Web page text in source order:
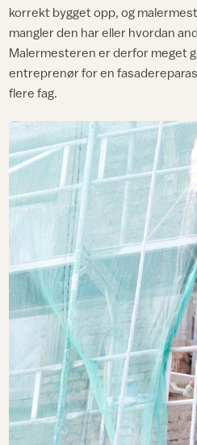
korrekt bygget opp, og
mangler den har eller hvordan
Malermesteren er derfor meget
entreprenør for en
flere fag.